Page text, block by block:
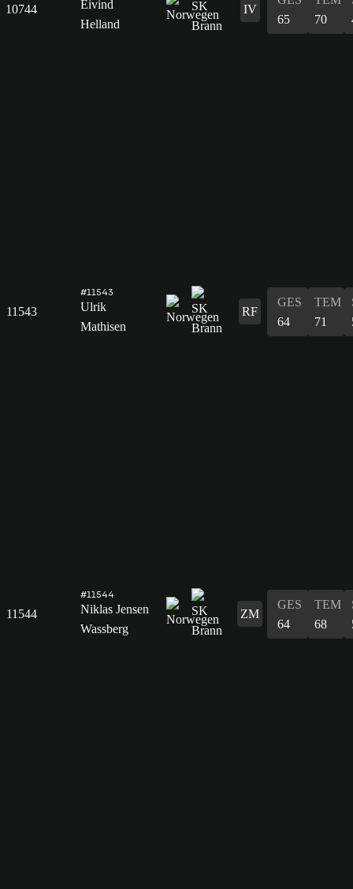
10744
Eivind
Helland
IV
65
70
11543
#11543
Ulrik
Mathisen
RF
GES
64
TEM
71
11544
#11544
Niklas Jensen
Wassberg
ZM
GES
64
TEM
68